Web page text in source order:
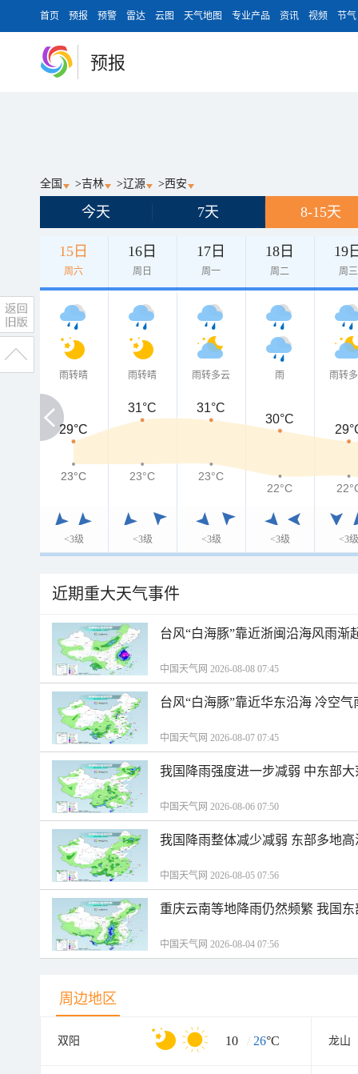
首页 预报 预警 雷达 云图 天气地图 专业产品 资讯 视频 节气
预报
全国 >吉林 >辽源 >西安
今天 7天 8-15天
15日
周六
16日
周日
17日
周一
18日
周二
19
周三
雨转晴
<3级
雨转晴
<3级
雨转多云
<3级
雨
<3级
雨转
<3级
29°C
29°C
31°C 31°C
30°C
23°C
23°C 23°C
23°C
22°C
近期重大天气事件
台风“白海豚”靠近浙闽沿海风雨渐
中国天气网 2026-08-08 07:45
台风“白海豚”靠近华东沿海 冷空
中国天气网 2026-08-07 07:45
我国降雨强度进一步减弱 中东部
中国天气网 2026-08-06 07:50
我国降雨整体减少减弱 东部多地
中国天气网 2026-08-05 07:56
重庆云南等地降雨仍然频繁 我国
中国天气网 2026-08-04 07:56
周边地区
双阳 10 / 26°C 龙山